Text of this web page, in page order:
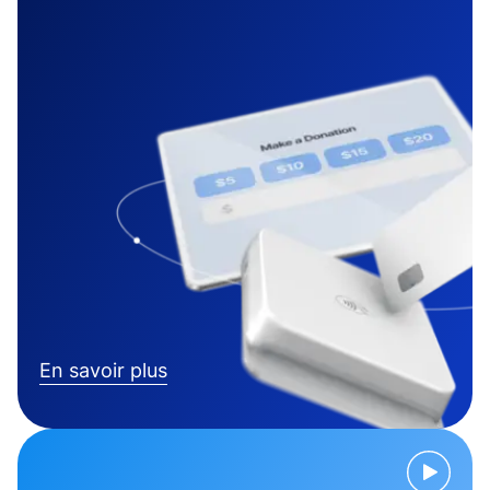
En savoir plus